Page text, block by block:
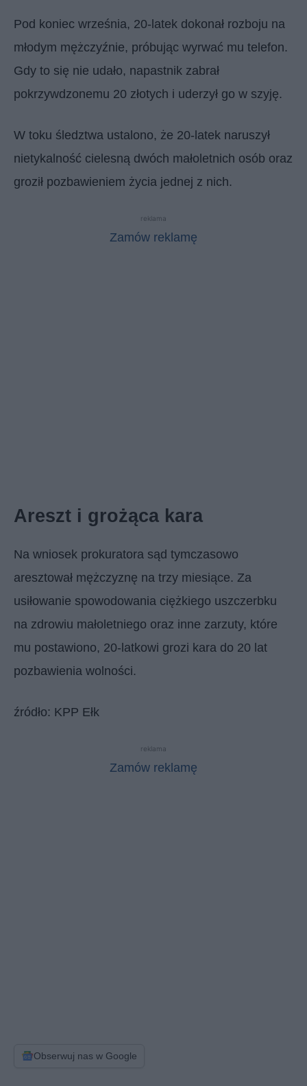
Pod koniec września, 20-latek dokonał rozboju na
młodym mężczyźnie, próbując wyrwać mu telefon.
Gdy to się nie udało, napastnik zabrał
pokrzywdzonemu 20 złotych i uderzył go w szyję.
W toku śledztwa ustalono, że 20-latek naruszył
nietykalność cielesną dwóch małoletnich osób oraz
groził pozbawieniem życia jednej z nich.
reklama
Zamów reklamę
Areszt i grożąca kara
Na wniosek prokuratora sąd tymczasowo
aresztował mężczyznę na trzy miesiące. Za
usiłowanie spowodowania ciężkiego uszczerbku
na zdrowiu małoletniego oraz inne zarzuty, które
mu postawiono, 20-latkowi grozi kara do 20 lat
pozbawienia wolności.
źródło: KPP Ełk
reklama
Zamów reklamę
Obserwuj nas w Google